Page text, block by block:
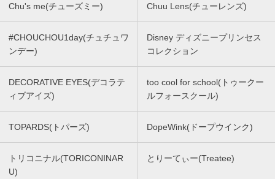
Chu's me(チューズミー) Chuu Lens(チューレンズ)
#CHOUCHOU1day(チュチュワ
ンデー)
Disney ディズニープリンセス
コレクション
DECORATIVE EYES(デコラテ
ィブアイズ)
too cool for school(トゥークー
ルフォースクール)
TOPARDS(トパーズ) DopeWink(ドープウインク)
トリコニナル(TORICONINAR
U)
とりーてぃー(Treatee)